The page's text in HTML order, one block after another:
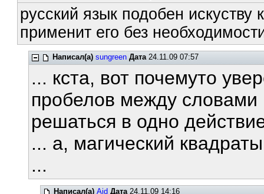
русский язык подобен
применит его без
Написал(а) sungreen Дата24.11.09 07:57
... кста, вот почемуто
пробелов между
решаться в одно
... а, магический
...
Написал(а) Aid Дата24.11.09 14:16